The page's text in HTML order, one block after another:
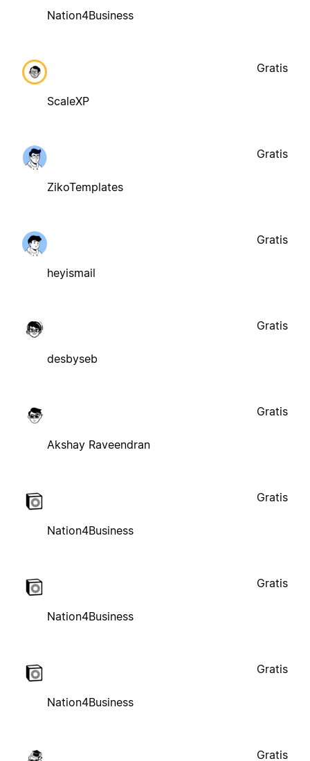
Nation4Business
ScaleXP
Gratis
ZikoTemplates
Gratis
heyismail
Gratis
desbyseb
Gratis
Akshay Raveendran
Gratis
Nation4Business
Gratis
Nation4Business
Gratis
Nation4Business
Gratis
Gratis